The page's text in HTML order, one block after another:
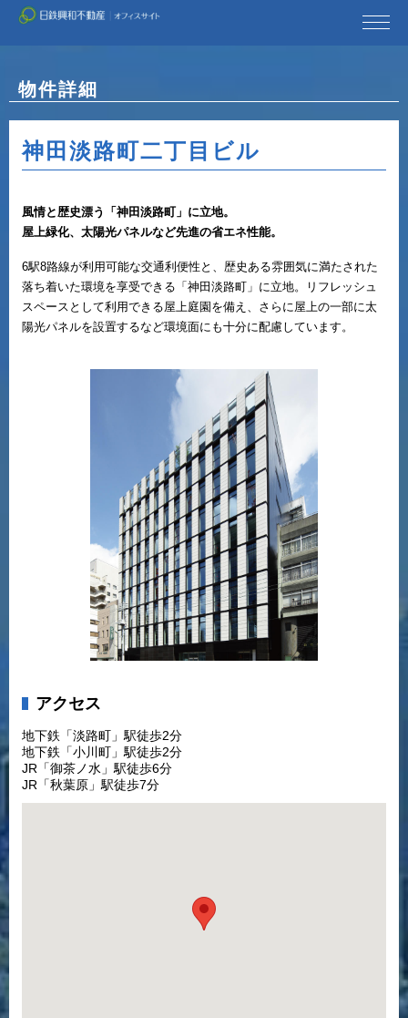
物件詳細
神田淡路町二丁目ビル
風情と歴史漂う「神田淡路町」に立地。
屋上緑化、太陽光パネルなど先進の省エネ性能。
6駅8路線が利用可能な交通利便性と、歴史ある雰囲気に満たされた
落ち着いた環境を享受できる「神田淡路町」に立地。リフレッシュ
スペースとして利用できる屋上庭園を備え、さらに屋上の一部に太
陽光パネルを設置するなど環境面にも十分に配慮しています。
アクセス
地下鉄「淡路町」駅徒歩2分
地下鉄「小川町」駅徒歩2分
JR「御茶ノ水」駅徒歩6分
JR「秋葉原」駅徒歩7分
日鉄興和不動産TOP